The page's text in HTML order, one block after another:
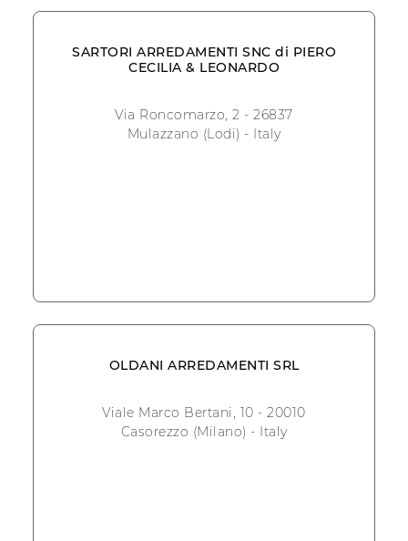
SARTORI ARREDAMENTI SNC di PIERO
CECILIA & LEONARDO
Via Roncomarzo, 2 - 26837
Mulazzano (Lodi) - Italy
OLDANI ARREDAMENTI SRL
Viale Marco Bertani, 10 - 20010
Casorezzo (Milano) - Italy